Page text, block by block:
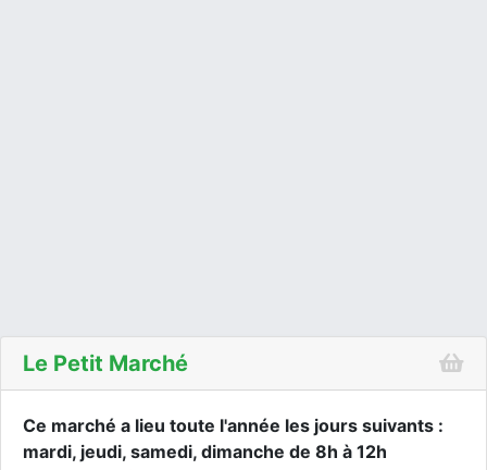
Le Petit Marché
Ce marché a lieu toute l'année les jours suivants :
mardi, jeudi, samedi, dimanche de 8h à 12h